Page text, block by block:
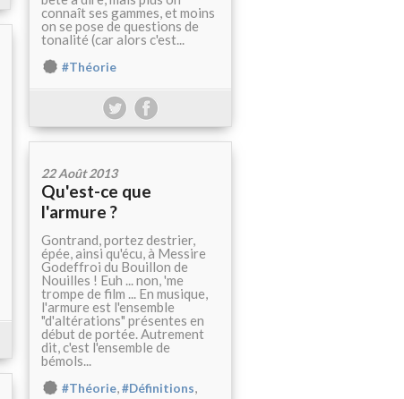
connaît ses gammes, et moins
on se pose de questions de
tonalité (car alors c'est...
#Théorie
22 Août 2013
Qu'est-ce que
l'armure ?
Gontrand, portez destrier,
épée, ainsi qu'écu, à Messire
Godeffroi du Bouillon de
Nouilles ! Euh ... non, 'me
trompe de film ... En musique,
l'armure est l'ensemble
"d'altérations" présentes en
début de portée. Autrement
dit, c'est l'ensemble de
bémols...
#Théorie,#Définitions,